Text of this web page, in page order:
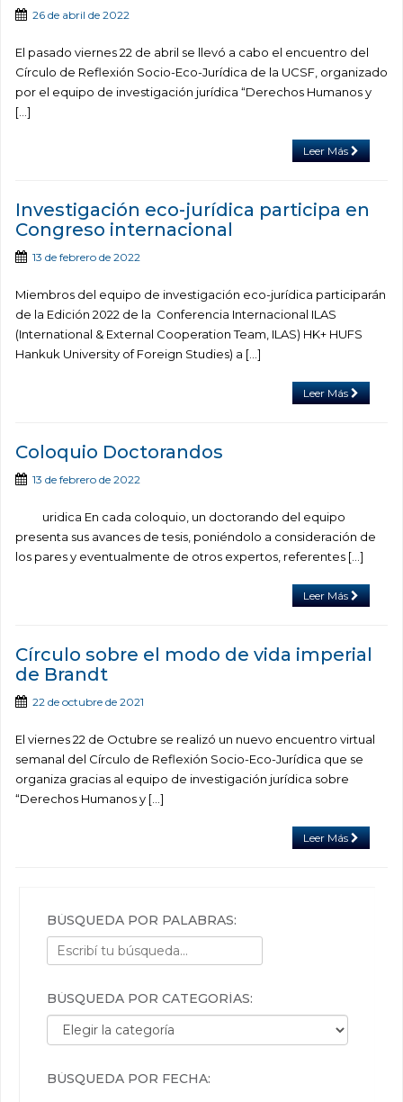
26 de abril de 2022
El pasado viernes 22 de abril se llevó a cabo el encuentro del
Círculo de Reflexión Socio-Eco-Jurídica de la UCSF, organizado
por el equipo de investigación jurídica “Derechos Humanos y
[…]
Leer Más
Investigación eco-jurídica participa en
Congreso internacional
13 de febrero de 2022
Miembros del equipo de investigación eco-jurídica participarán
de la Edición 2022 de la Conferencia Internacional ILAS
(International & External Cooperation Team, ILAS) HK+ HUFS
Hankuk University of Foreign Studies) a […]
Leer Más
Coloquio Doctorandos
13 de febrero de 2022
uridica En cada coloquio, un doctorando del equipo
presenta sus avances de tesis, poniéndolo a consideración de
los pares y eventualmente de otros expertos, referentes […]
Leer Más
Círculo sobre el modo de vida imperial
de Brandt
22 de octubre de 2021
El viernes 22 de Octubre se realizó un nuevo encuentro virtual
semanal del Círculo de Reflexión Socio-Eco-Jurídica que se
organiza gracias al equipo de investigación jurídica sobre
“Derechos Humanos y […]
Leer Más
BÚSQUEDA POR PALABRAS:
BÚSQUEDA POR CATEGORÍAS:
Búsqueda por categorías:
BÚSQUEDA POR FECHA: